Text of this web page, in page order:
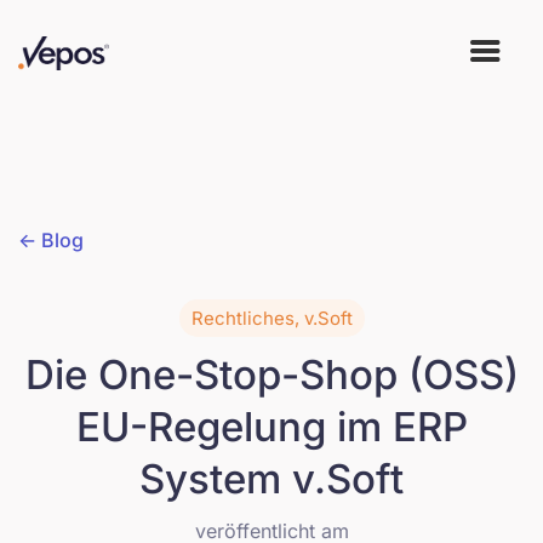
<- Blog
Rechtliches, v.Soft
Die One-Stop-Shop (OSS)
EU-Regelung im ERP
System v.Soft
veröffentlicht am